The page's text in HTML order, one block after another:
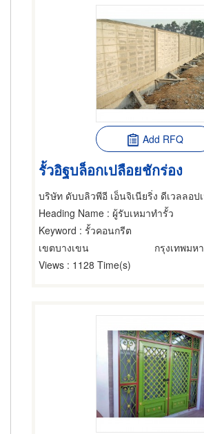
Add RFQ
รั้วอิฐบล็อกเปลือยชักร่อง
บริษัท ดับบลิวพีอี เอ็นจิเนียริ่ง ดีเวลลอป
Heading Name : ผู้รับเหมาทำรั้ว
Keyword : รั้วคอนกรีต
เขตบางเขน
กรุงเทพมห
Views : 1128 Time(s)